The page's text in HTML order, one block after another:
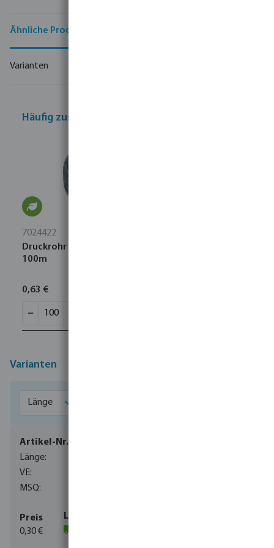
Ähnliche Produkte
Varianten
Häufig zusammen gekauft
7024422
Druckrohr PE40 12 mm x 1,0 mm Glatt 4bar Schwarz
100m
0,63 €
Varianten
0,30 €